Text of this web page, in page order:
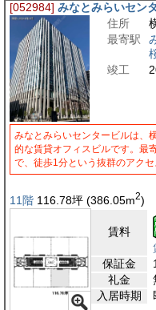
[052984] みなとみらいセン
住所
最寄駅
竣工
みなとみらいセンタービルは、
的な賃貸オフィスビルです。最
で、徒歩1分という抜群のアク
11階 116.78坪 (386.05m2)
賃料
保証金
礼金
入居時期